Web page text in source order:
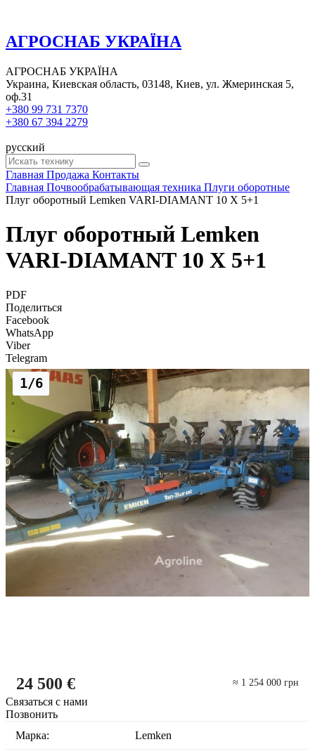
АГРОСНАБ УКРАЇНА
АГРОСНАБ УКРАЇНА
Украина, Киевская область, 03148, Киев, ул. Жмеринская 5,
оф.31
+380 99 731 7370
+380 67 394 2279
русский
Главная Продажа Контакты
Главная Почвообрабатывающая техника Плуги оборотные
Плуг оборотный Lemken VARI-DIAMANT 10 X 5+1
Плуг оборотный Lemken
VARI-DIAMANT 10 X 5+1
PDF
Поделиться
Facebook
WhatsApp
Viber
Telegram
1/6
24 500 € ≈ 1 254 000 грн
Связаться с нами
Позвонить
Марка:
Lemken